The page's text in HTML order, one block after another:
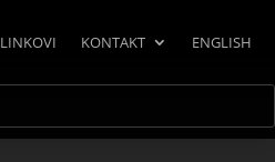
LINKOVI KONTAKT ENGLISH